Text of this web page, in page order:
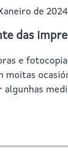
de 2024
das
e
moitas
algunhas